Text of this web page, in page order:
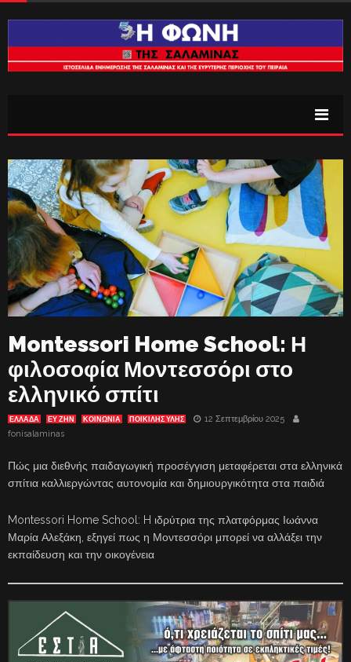
Montessori Home School: Η
φιλοσοφία Μοντεσσόρι στο
ελληνικό σπίτι
ΕΛΛΑΔΑ ΕΥ ΖΗΝ ΚΟΙΝΩΝΙΑ ΠΟΙΚΙΛΗΣ ΥΛΗΣ
12 Σεπτεμβρίου 2025
fonisalaminas
Πώς μια διεθνής παιδαγωγική προσέγγιση μεταφέρεται στα ελληνικά
σπίτια καλλιεργώντας αυτονομία και δημιουργικότητα στα παιδιά
Montessori Home School: H ιδρύτρια της πλατφόρμας Ιωάννα
Μαρία Αλεξάκη, εξηγεί πως η Μοντεσσόρι μπορεί να αλλάξει την
εκπαίδευση και την οικογένεια